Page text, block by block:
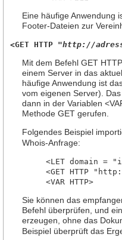
Eine häufige Anwendung
Footer-Dateien zur
<GET HTTP "http://
Mit dem Befehl GET
einem Server in das
häufige Anwendung ist
vom eigenen Server).
dann in der Variablen
Methode GET gerufen.
Folgendes Beispiel
Whois-Anfrage:
<LET domain =
<GET HTTP
Sie können das
Befehl überprüfen, und
erzeugen, ohne das
Beispiel überprüft das